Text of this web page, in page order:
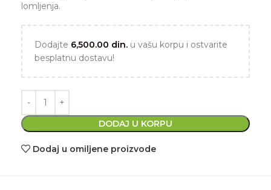
lomljenja.
Dodajte 6,500.00 din. u vašu korpu i ostvarite
besplatnu dostavu!
DODAJ U KORPU
Dodaj u omiljene proizvode